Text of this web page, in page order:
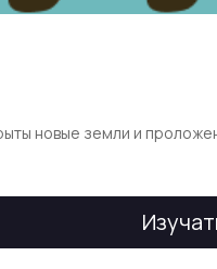
новые земли и